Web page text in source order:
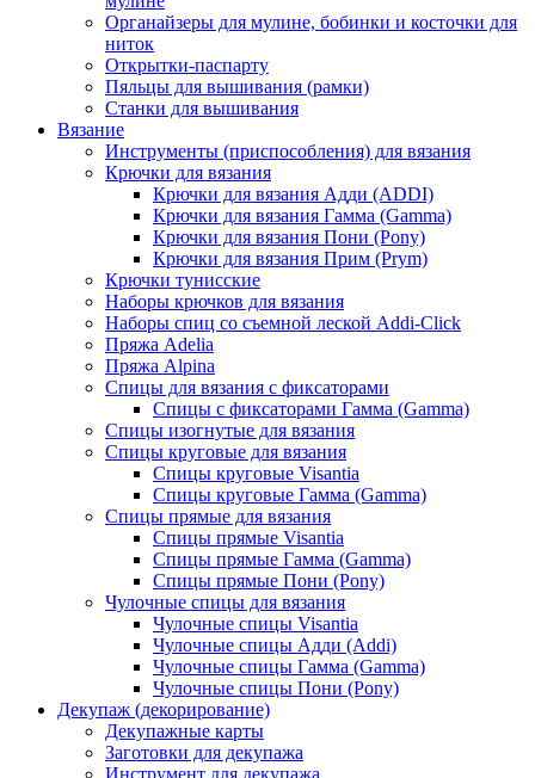
Органайзеры для мулине, бобинки и косточки для
ниток
Открытки-паспарту
Пяльцы для вышивания (рамки)
Станки для вышивания
Вязание
Инструменты (приспособления) для вязания
Крючки для вязания
Крючки для вязания Адди (ADDI)
Крючки для вязания Гамма (Gamma)
Крючки для вязания Пони (Pony)
Крючки для вязания Прим (Prym)
Крючки тунисские
Наборы крючков для вязания
Наборы спиц со съемной леской Addi-Click
Пряжа Adelia
Пряжа Alpina
Спицы для вязания с фиксаторами
Спицы с фиксаторами Гамма (Gamma)
Спицы изогнутые для вязания
Спицы круговые для вязания
Спицы круговые Visantia
Спицы круговые Гамма (Gamma)
Спицы прямые для вязания
Спицы прямые Visantia
Спицы прямые Гамма (Gamma)
Спицы прямые Пони (Pony)
Чулочные спицы для вязания
Чулочные спицы Visantia
Чулочные спицы Адди (Addi)
Чулочные спицы Гамма (Gamma)
Чулочные спицы Пони (Pony)
Декупаж (декорирование)
Декупажные карты
Заготовки для декупажа
Инструмент для декупажа